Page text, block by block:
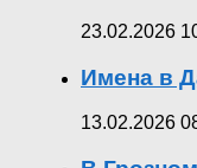
23.02.2026
Имена в
13.02.2026